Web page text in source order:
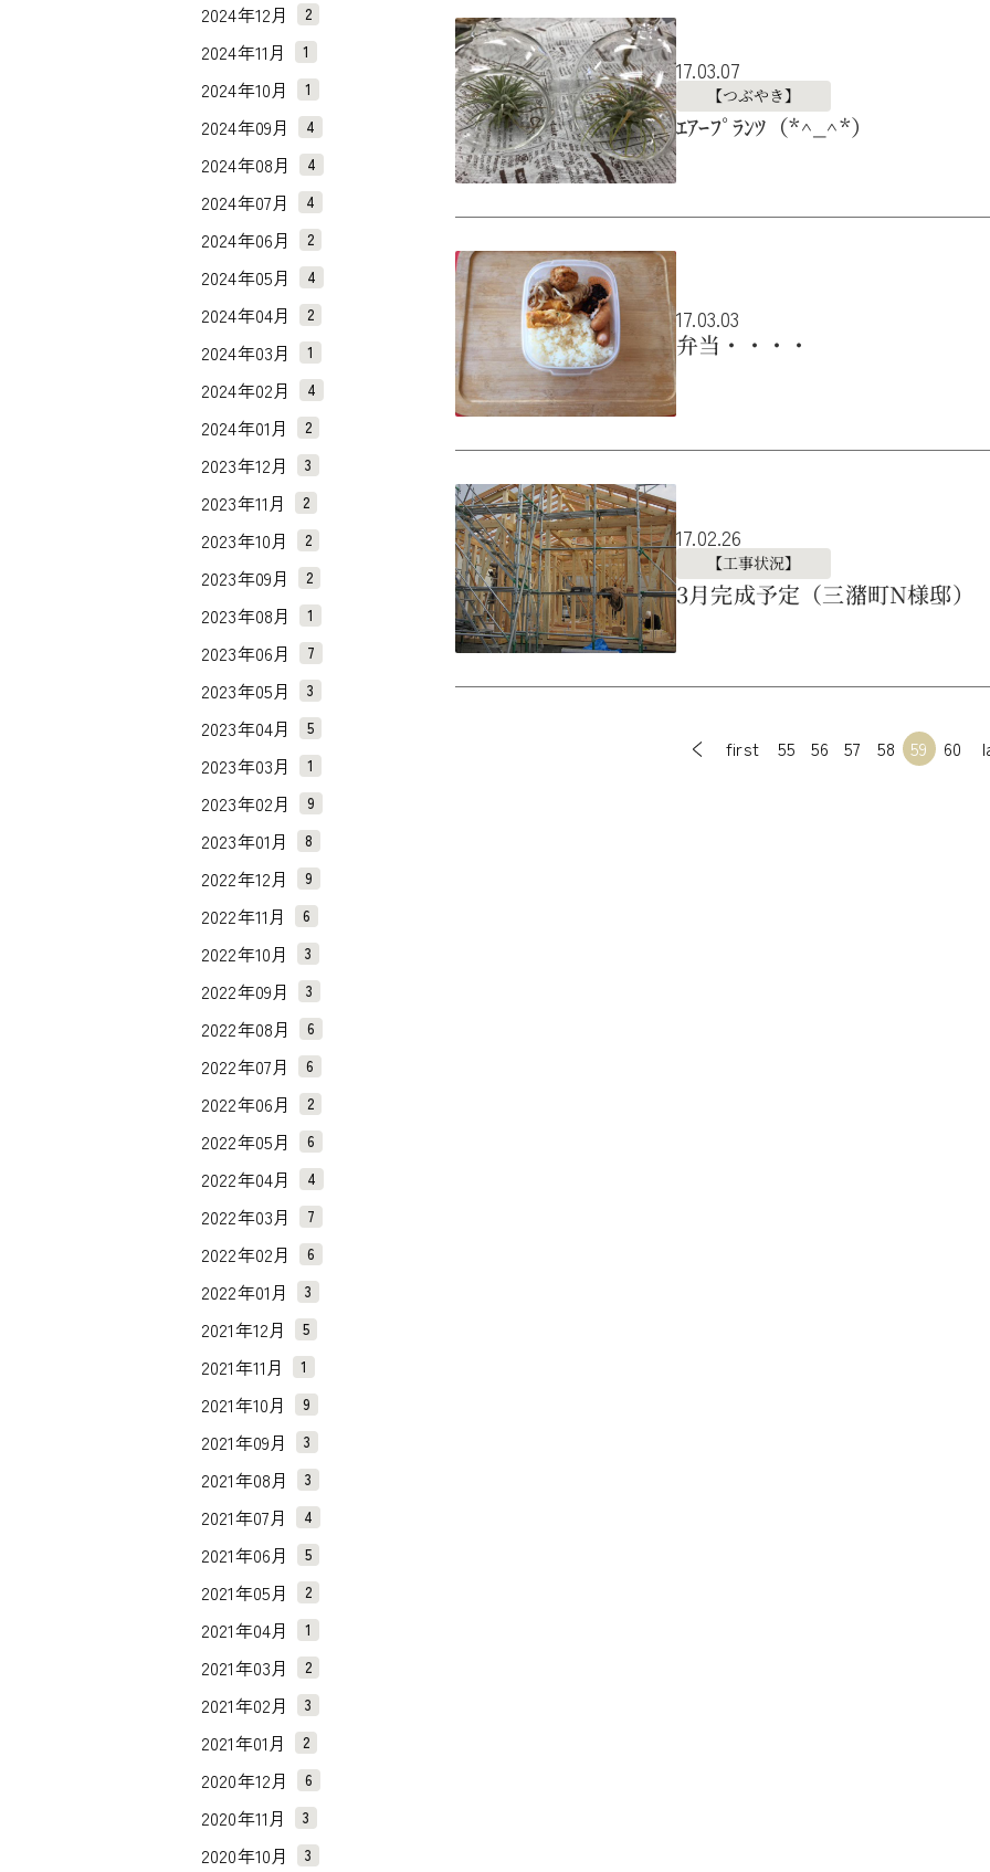
17.03.07
【つぶやき】
ｴｱｰﾌﾟﾗﾝﾂ（*^_^*）
17.03.03
弁当・・・・
17.02.26
【工事状況】
3月完成予定（三潴町N様邸）
first 55 56 57 58 59 60
2024年12月 2
2024年11月 1
2024年10月 1
2024年09月 4
2024年08月 4
2024年07月 4
2024年06月 2
2024年05月 4
2024年04月 2
2024年03月 1
2024年02月 4
2024年01月 2
2023年12月 3
2023年11月 2
2023年10月 2
2023年09月 2
2023年08月 1
2023年06月 7
2023年05月 3
2023年04月 5
2023年03月 1
2023年02月 9
2023年01月 8
2022年12月 9
2022年11月 6
2022年10月 3
2022年09月 3
2022年08月 6
2022年07月 6
2022年06月 2
2022年05月 6
2022年04月 4
2022年03月 7
2022年02月 6
2022年01月 3
2021年12月 5
2021年11月 1
2021年10月 9
2021年09月 3
2021年08月 3
2021年07月 4
2021年06月 5
2021年05月 2
2021年04月 1
2021年03月 2
2021年02月 3
2021年01月 2
2020年12月 6
2020年11月 3
2020年10月 3